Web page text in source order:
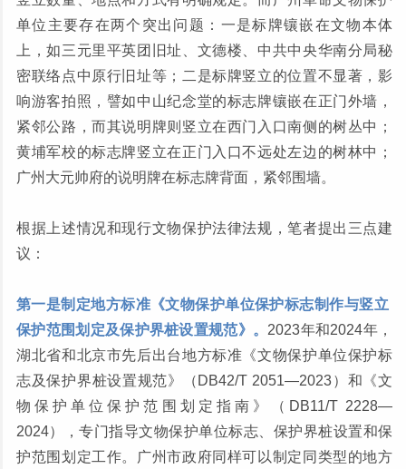
单位主要存在两个突出问题：一是标牌镶嵌在文物本体
上，如三元里平英团旧址、文德楼、中共中央华南分局秘
密联络点中原行旧址等；二是标牌竖立的位置不显著，影
响游客拍照，譬如中山纪念堂的标志牌镶嵌在正门外墙，
紧邻公路，而其说明牌则竖立在西门入口南侧的树丛中；
黄埔军校的标志牌竖立在正门入口不远处左边的树林中；
广州大元帅府的说明牌在标志牌背面，紧邻围墙。
根据上述情况和现行文物保护法律法规，笔者提出三点建
议：
第一是制定地方标准《文物保护单位保护标志制作与竖立
保护范围划定及保护界桩设置规范》。 2023年和2024年，
湖北省和北京市先后出台地方标准《文物保护单位保护标
志及保护界桩设置规范》（DB42/T 2051—2023）和《文
物保护单位保护范围划定指南》（DB11/T 2228—
2024），专门指导文物保护单位标志、保护界桩设置和保
护范围划定工作。广州市政府同样可以制定同类型的地方